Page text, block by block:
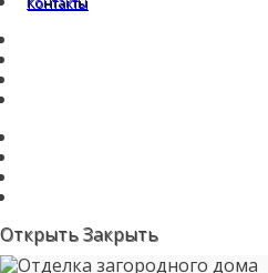
ОткрытьЗакрыть